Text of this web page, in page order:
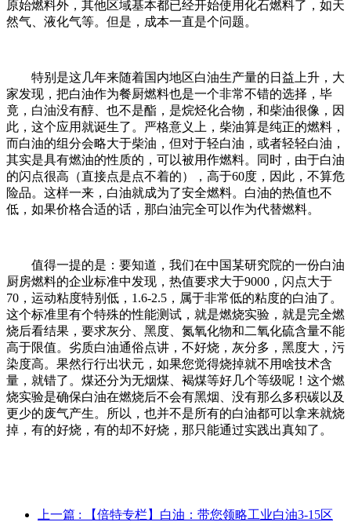
原始燃料外，其他区域基本都已经开始使用化石燃料了，如天
然气、液化气等。但是，成本一直是个问题。
特别是这几年来随着国内地区白油生产量的日益上升，大
家发现，把白油作为餐厨燃料也是一个非常不错的选择，毕
竟，白油没有醇、也不是酯，是烷烃化合物，和柴油很像，因
此，这个应用就诞生了。严格意义上，柴油算是纯正的燃料，
而白油的组分会略大于柴油，但对于轻白油，或者轻轻白油，
其实是具有燃油的性质的，可以被用作燃料。同时，由于白油
的闪点很高（直接点是点不着的），高于60度，因此，不算危
险品。这样一来，白油就成为了安全燃料。白油的热值也不
低，如果价格合适的话，那白油完全可以作为代替燃料。
值得一提的是：要知道，我们在中国某研究院的一份白油
厨房燃料的企业标准中发现，热值要求大于9000，闪点大于
70，运动粘度特别低，1.6-2.5，属于非常低的粘度的白油了。
这个标准里有个特殊的性能测试，就是燃烧实验，就是完全燃
烧后看结果，要求灰分、黑度、氮氧化物和二氧化硫含量不能
高于限值。劣质白油通俗点讲，不好烧，灰分多，黑度大，污
染度高。果然行行出状元，如果您觉得烧掉就不用啥技术含
量，就错了。煤还分为无烟煤、褐煤等好几个等级呢！这个燃
烧实验是确保白油在燃烧后不会有黑烟、没有那么多积碳以及
更少的废气产生。所以，也并不是所有的白油都可以拿来就烧
掉，有的好烧，有的却不好烧，那只能通过实践出真知了。
上一篇 : 【倍特专栏】白油：带您领略工业白油3-15区